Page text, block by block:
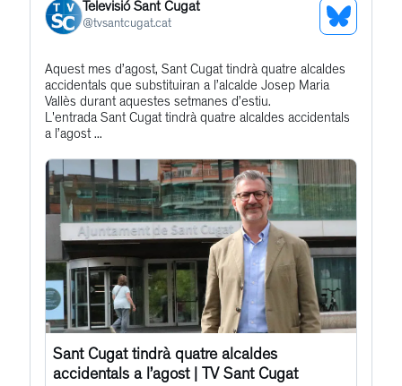
Televisió Sant Cugat
@tvsantcugat.cat
See
Profile
Get
to
this
post
Aquest mes d’agost, Sant Cugat tindrà quatre alcaldes
accidentals que substituiran a l’alcalde Josep Maria
Vallès durant aquestes setmanes d’estiu.
L'entrada Sant Cugat tindrà quatre alcaldes accidentals
a l’agost ...
Sant Cugat tindrà quatre alcaldes
accidentals a l’agost | TV Sant Cugat